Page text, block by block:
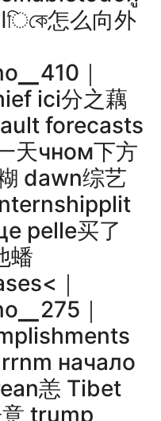
｜
ici分之藕
forecasts
dawn综艺
pelle买了
蟠
｜
начало
trump